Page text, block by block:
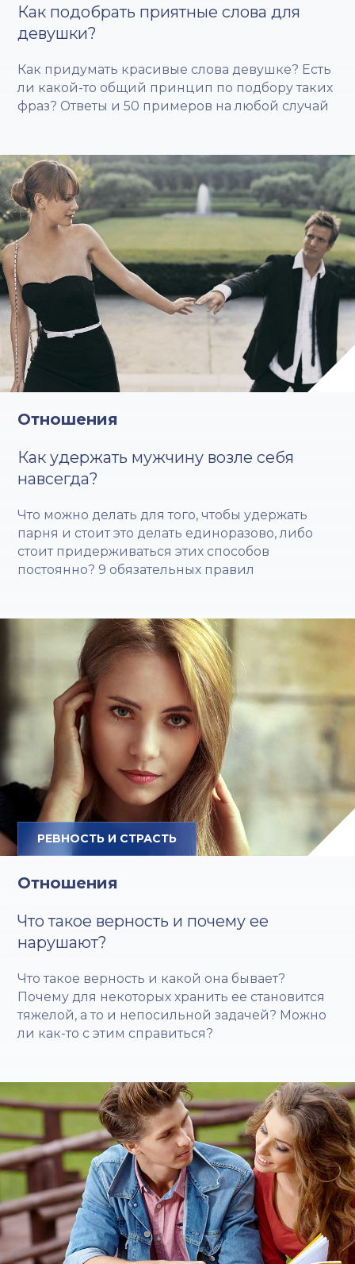
Как подобрать приятные слова для
девушки?
Как придумать красивые слова девушке? Есть
ли какой-то общий принцип по подбору таких
фраз? Ответы и 50 примеров на любой случай
Отношения
Как удержать мужчину возле себя
навсегда?
Что можно делать для того, чтобы удержать
парня и стоит это делать единоразово, либо
стоит придерживаться этих способов
постоянно? 9 обязательных правил
РЕВНОСТЬ И СТРАСТЬ
Отношения
Что такое верность и почему ее
нарушают?
Что такое верность и какой она бывает?
Почему для некоторых хранить ее становится
тяжелой, а то и непосильной задачей? Можно
ли как-то с этим справиться?